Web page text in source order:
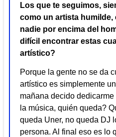
Los que te seguimos,
como un artista humilde,
nadie por encima del
difícil encontrar estas
artístico?
Porque la gente no se da
artístico es simplemente
mañana decido
la música, quién queda?
queda Uner, no queda DJ
persona. Al final eso es lo